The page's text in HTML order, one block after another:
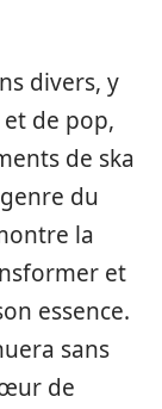
divers, y
et de pop,
de ska
du
la
et
essence.
sans
de